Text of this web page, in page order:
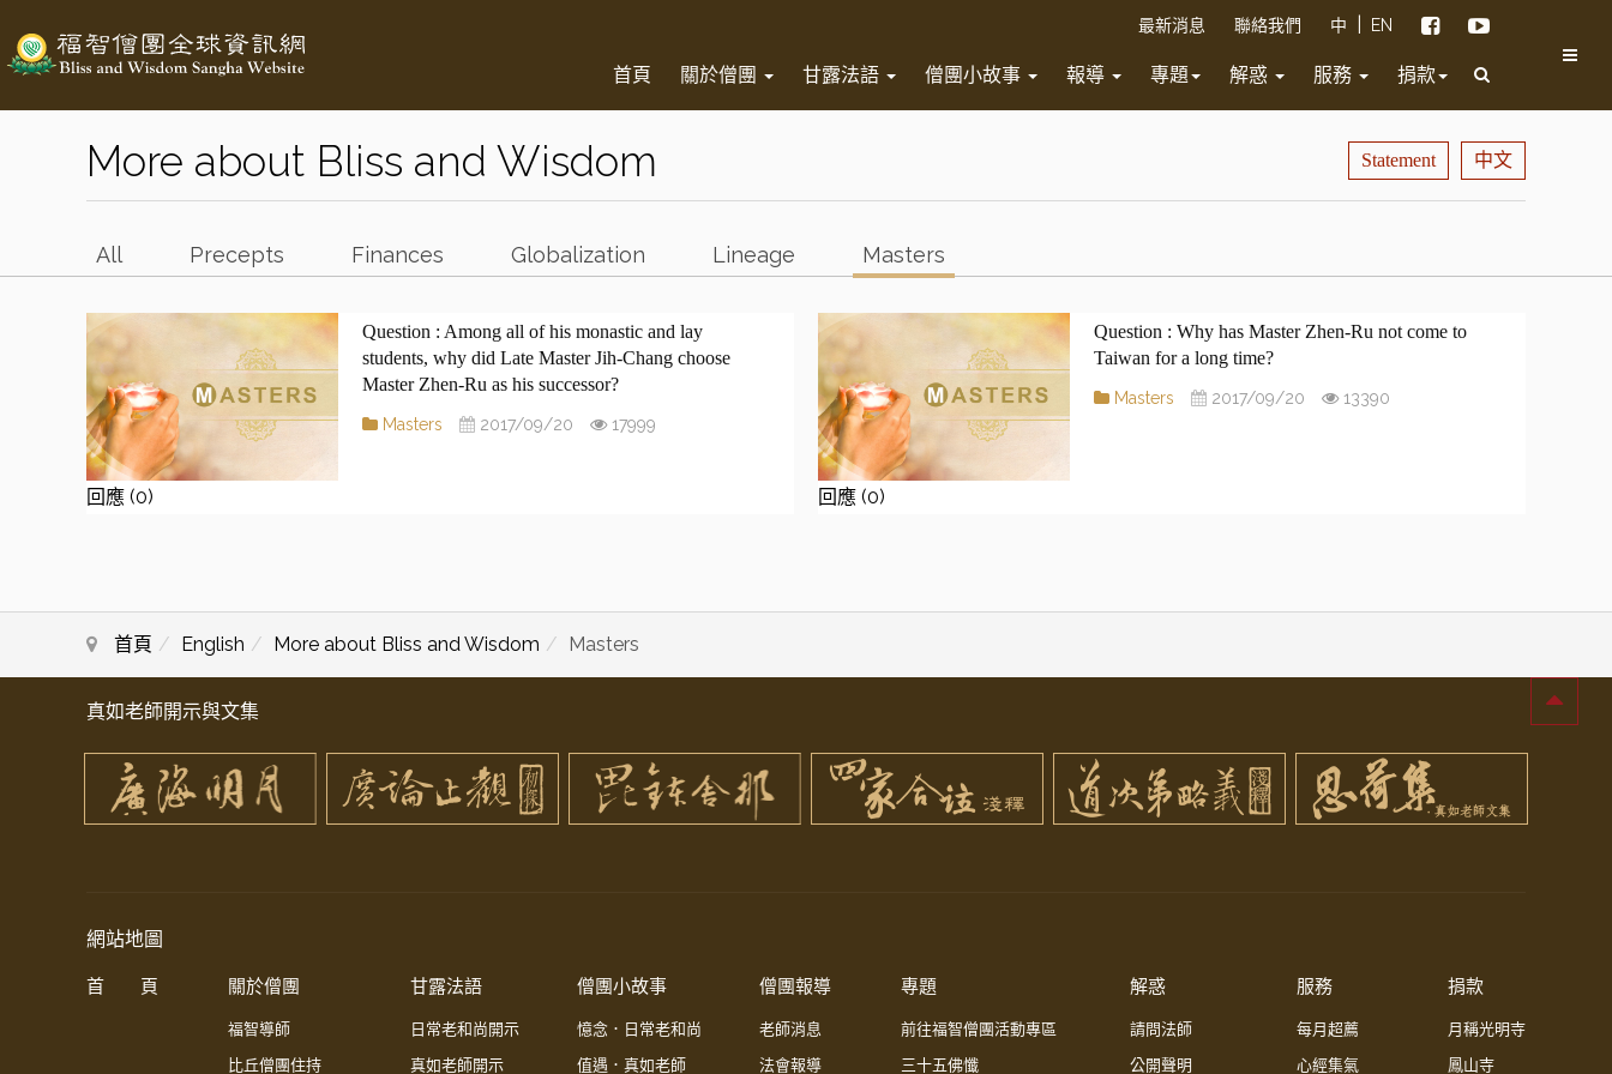
最新消息 聯絡我們 中 EN
首頁 關於僧團 甘露法語 僧團小故事 報導 專題 解惑 服務 捐款
More about Bliss and Wisdom Statement 中文
All Precepts Finances Globalization Lineage Masters
Among all of his monastic and lay
students, why did Late Master Jih-Chang choose
Master Zhen-Ru as his successor?
Masters 2017/09/20 17999
回應 (0)
Why has Master Zhen-Ru not come to
Taiwan for a long time?
Masters 2017/09/20 13390
回應 (0)
首頁 English More about Bliss and Wisdom Masters
真如老師開示與文集
網站地圖
首 頁 關於僧團
福智導師
比丘僧團住持
甘露法語
日常老和尚開示
真如老師開示
僧團小故事
憶念．日常老和尚
值遇．真如老師
僧團報導
老師消息
法會報導
專題
前往福智僧團活動專區
三十五佛懺
解惑
請問法師
公開聲明
服務
每月超薦
心經集氣
捐款
月稱光明寺
鳳山寺